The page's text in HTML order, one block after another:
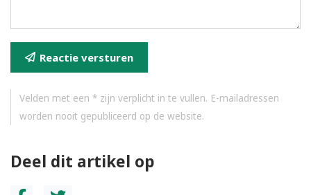
Reactie versturen
Velden met een * zijn verplicht in te vullen. E-mailadressen
worden nooit gepubliceerd op de website.
Deel dit artikel op